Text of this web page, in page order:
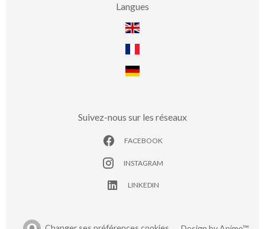
Langues
Suivez-nous sur les réseaux
FACEBOOK
INSTAGRAM
LINKEDIN